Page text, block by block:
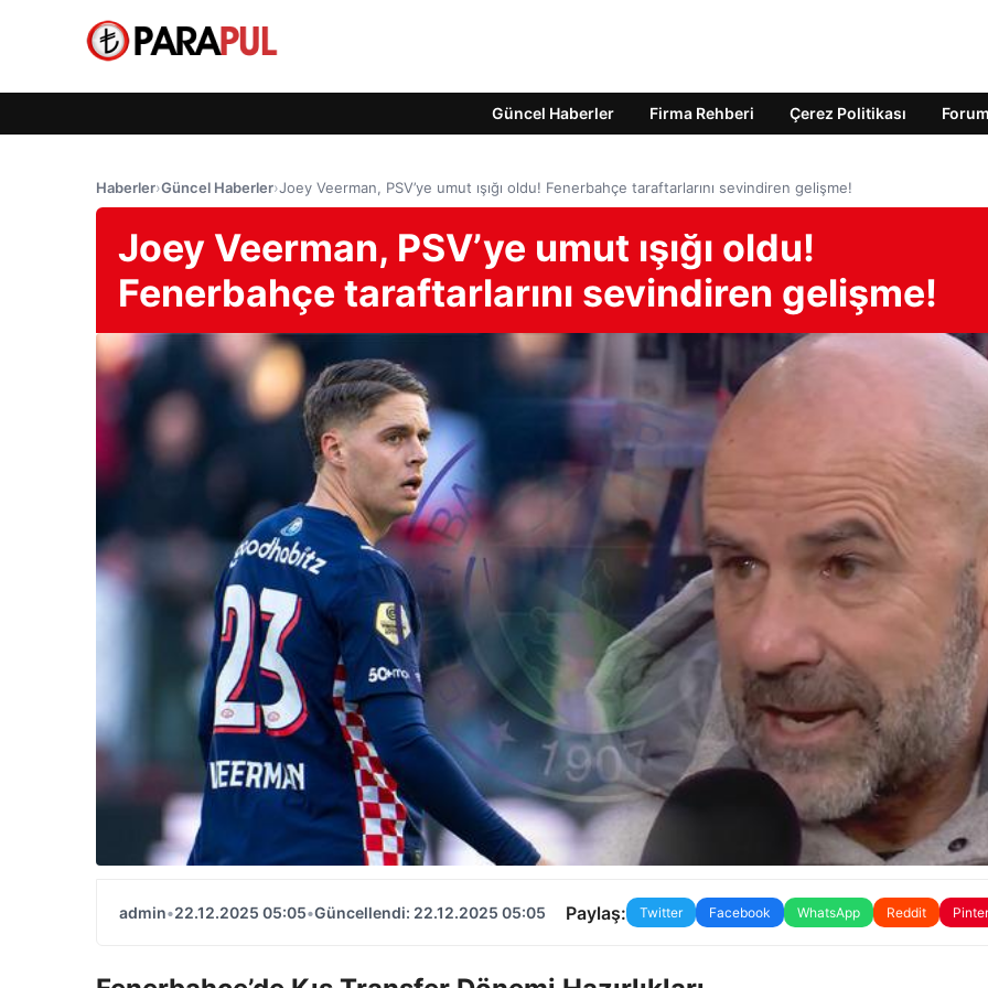
Güncel Haberler Firma Rehberi Çerez Politikası Forum
Haberler›Güncel Haberler›Joey Veerman, PSV’ye umut ışığı oldu! Fenerbahçe taraftarlarını sevindiren gelişme!
Joey Veerman, PSV’ye umut ışığı oldu!
Fenerbahçe taraftarlarını sevindiren gelişme!
admin•22.12.2025 05:05•Güncellendi: 22.12.2025 05:05 Paylaş: Twitter Facebook WhatsApp Reddit